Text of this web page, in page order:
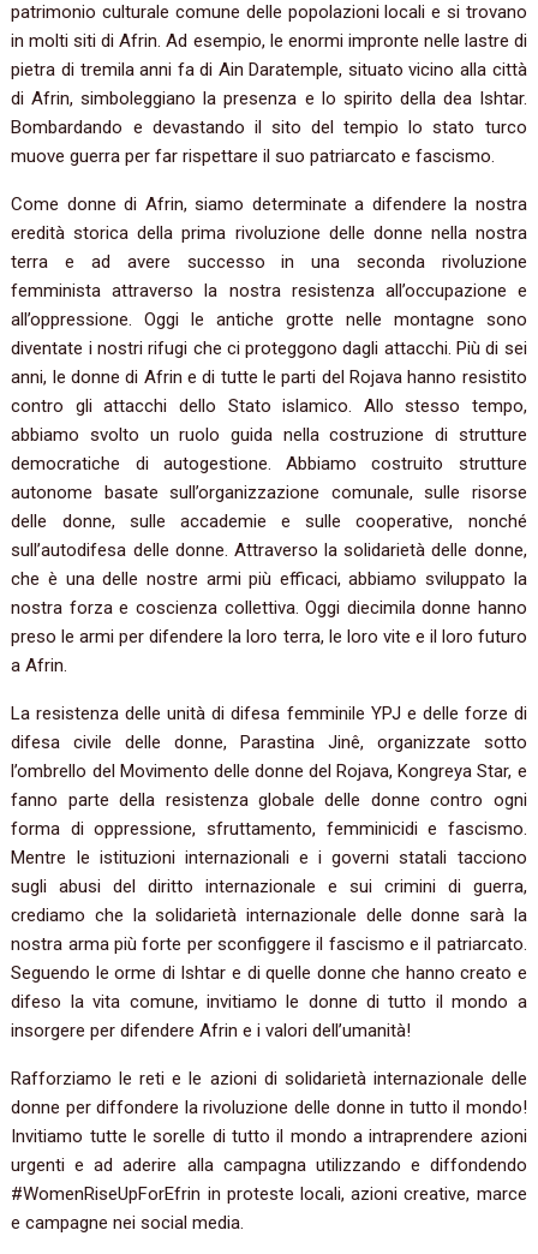
patrimonio culturale comune delle popolazioni locali e si trovano
in molti siti di Afrin. Ad esempio, le enormi impronte nelle lastre di
pietra di tremila anni fa di Ain Daratemple, situato vicino alla città
di Afrin, simboleggiano la presenza e lo spirito della dea Ishtar.
Bombardando e devastando il sito del tempio lo stato turco
muove guerra per far rispettare il suo patriarcato e fascismo.
Come donne di Afrin, siamo determinate a difendere la nostra
eredità storica della prima rivoluzione delle donne nella nostra
terra e ad avere successo in una seconda rivoluzione
femminista attraverso la nostra resistenza all’occupazione e
all’oppressione. Oggi le antiche grotte nelle montagne sono
diventate i nostri rifugi che ci proteggono dagli attacchi. Più di sei
anni, le donne di Afrin e di tutte le parti del Rojava hanno resistito
contro gli attacchi dello Stato islamico. Allo stesso tempo,
abbiamo svolto un ruolo guida nella costruzione di strutture
democratiche di autogestione. Abbiamo costruito strutture
autonome basate sull’organizzazione comunale, sulle risorse
delle donne, sulle accademie e sulle cooperative, nonché
sull’autodifesa delle donne. Attraverso la solidarietà delle donne,
che è una delle nostre armi più efficaci, abbiamo sviluppato la
nostra forza e coscienza collettiva. Oggi diecimila donne hanno
preso le armi per difendere la loro terra, le loro vite e il loro futuro
a Afrin.
La resistenza delle unità di difesa femminile YPJ e delle forze di
difesa civile delle donne, Parastina Jinê, organizzate sotto
l’ombrello del Movimento delle donne del Rojava, Kongreya Star, e
fanno parte della resistenza globale delle donne contro ogni
forma di oppressione, sfruttamento, femminicidi e fascismo.
Mentre le istituzioni internazionali e i governi statali tacciono
sugli abusi del diritto internazionale e sui crimini di guerra,
crediamo che la solidarietà internazionale delle donne sarà la
nostra arma più forte per sconfiggere il fascismo e il patriarcato.
Seguendo le orme di Ishtar e di quelle donne che hanno creato e
difeso la vita comune, invitiamo le donne di tutto il mondo a
insorgere per difendere Afrin e i valori dell’umanità!
Rafforziamo le reti e le azioni di solidarietà internazionale delle
donne per diffondere la rivoluzione delle donne in tutto il mondo!
Invitiamo tutte le sorelle di tutto il mondo a intraprendere azioni
urgenti e ad aderire alla campagna utilizzando e diffondendo
#WomenRiseUpForEfrin in proteste locali, azioni creative, marce
e campagne nei social media.